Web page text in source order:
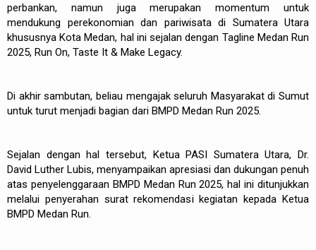
perbankan, namun juga merupakan momentum untuk
mendukung perekonomian dan pariwisata di Sumatera Utara
khususnya Kota Medan, hal ini sejalan dengan Tagline Medan Run
2025, Run On, Taste It & Make Legacy.
Di akhir sambutan, beliau mengajak seluruh Masyarakat di Sumut
untuk turut menjadi bagian dari BMPD Medan Run 2025.
Sejalan dengan hal tersebut, Ketua PASI Sumatera Utara, Dr.
David Luther Lubis, menyampaikan apresiasi dan dukungan penuh
atas penyelenggaraan BMPD Medan Run 2025, hal ini ditunjukkan
melalui penyerahan surat rekomendasi kegiatan kepada Ketua
BMPD Medan Run.